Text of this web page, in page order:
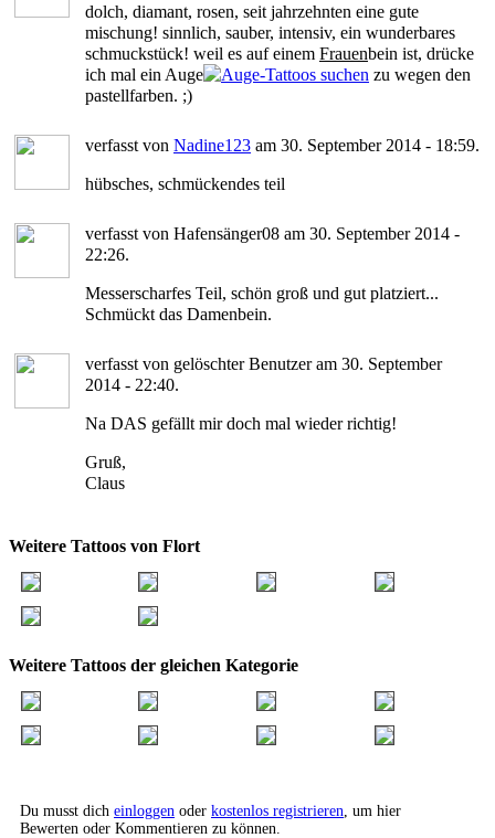
dolch, diamant, rosen, seit jahrzehnten eine gute
mischung! sinnlich, sauber, intensiv, ein wunderbares
schmuckstück! weil es auf einem Frauenbein ist, drücke
ich mal ein Auge
zu wegen den
pastellfarben. ;)
verfasst von Nadine123 am 30. September 2014 - 18:59.
hübsches, schmückendes teil
verfasst von Hafensänger08 am 30. September 2014 -
22:26.
Messerscharfes Teil, schön groß und gut platziert...
Schmückt das Damenbein.
verfasst von gelöschter Benutzer am 30. September
2014 - 22:40.
Na DAS gefällt mir doch mal wieder richtig!
Gruß,
Claus
Weitere Tattoos von Flort
Weitere Tattoos der gleichen Kategorie
Du musst dich einloggen oder kostenlos registrieren , um hier
Bewerten oder Kommentieren zu können.